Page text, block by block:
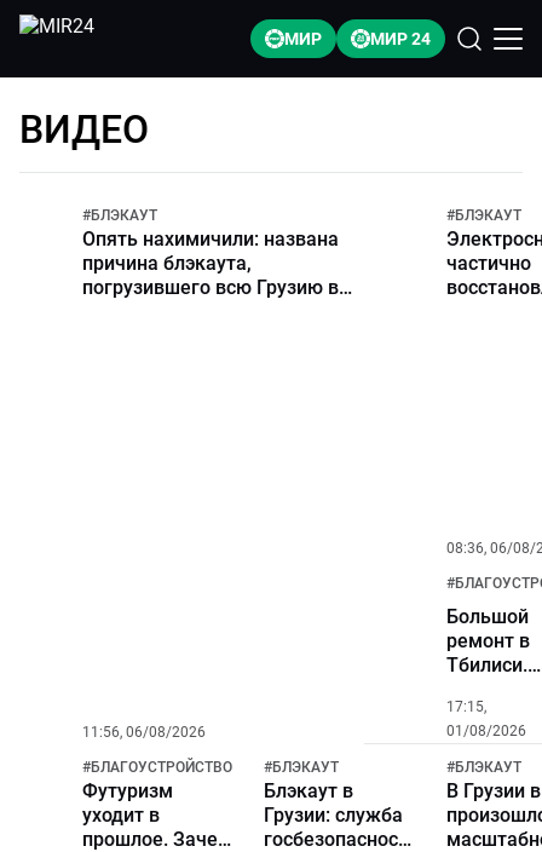
МИР МИР 24
ВИДЕО
#БЛЭКАУТ
Опять нахимичили: названа
причина блэкаута,
погрузившего всю Грузию во
11:56, 06/08/2026
#БЛЭКАУТ
частично
08:36, 06/08/
#
Большой
ремонт в
Тбилиси.
проспект
Руставели
после
17:15,
01/08/2026
#БЛАГОУСТРОЙСТВО
Футуризм
уходит в
прошлое. Зачем
#БЛЭКАУТ
Блэкаут в
Грузии: cлужба
госбезопасности
#БЛЭКАУТ
В Грузии